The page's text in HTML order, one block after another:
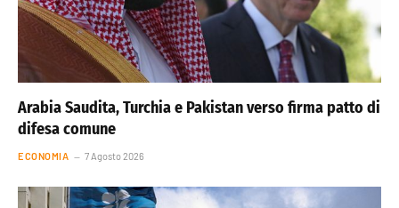
Arabia Saudita, Turchia e Pakistan verso firma patto di
difesa comune
ECONOMIA 7 Agosto 2026